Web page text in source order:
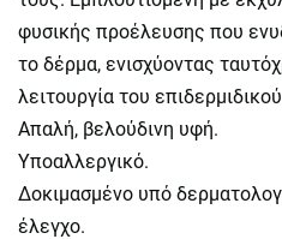
φυσικής προέλευσης που
το δέρμα, ενισχύοντας
λειτουργία του
Απαλή, βελούδινη υφή.
Υποαλλεργικό.
Δοκιμασμένο υπό
έλεγχο.